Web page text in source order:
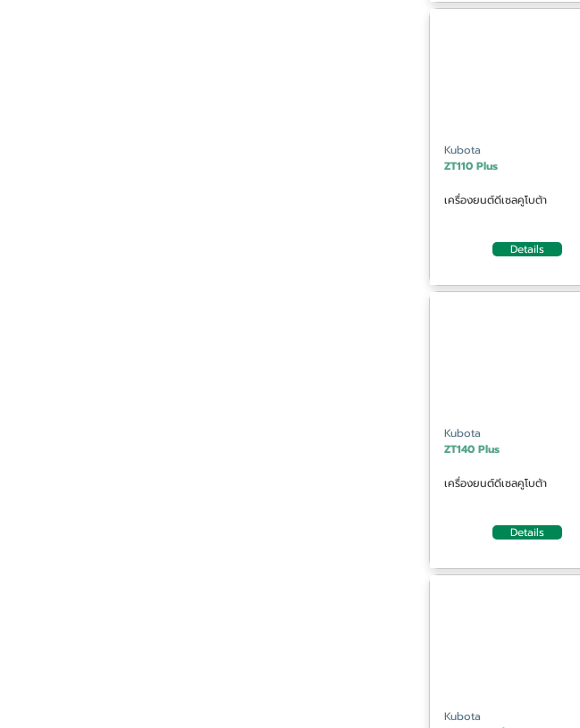
Kubota
ZT110 Plus
เครื่องยนต์ดีเซลคูโบต้า
Details
Kubota
ZT140 Plus
เครื่องยนต์ดีเซลคูโบต้า
Details
Kubota